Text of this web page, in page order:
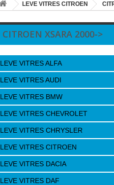
LEVE VITRES CITROEN
CITROEN XSARA 2000->
LEVE VITRES ALFA
LEVE VITRES AUDI
LEVE VITRES BMW
LEVE VITRES CHEVROLET
LEVE VITRES CHRYSLER
LEVE VITRES CITROEN
LEVE VITRES DACIA
LEVE VITRES DAF